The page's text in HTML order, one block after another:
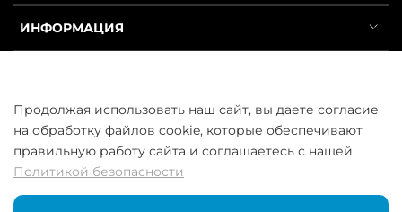
ИНФОРМАЦИЯ
ООО «ГосСнабРезерв» © 2013–2026 - Продажа труб оптом и в
розницу
Продолжая использовать наш сайт, вы даете согласие
на обработку файлов cookie, которые обеспечивают
правильную работу сайта и соглашаетесь с нашей
Политикой безопасности